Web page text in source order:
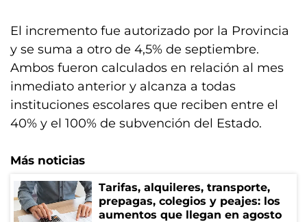
El incremento fue autorizado por la Provincia
y se suma a otro de 4,5% de septiembre.
Ambos fueron calculados en relación al mes
inmediato anterior y alcanza a todas
instituciones escolares que reciben entre el
40% y el 100% de subvención del Estado.
Más noticias
Tarifas, alquileres, transporte,
prepagas, colegios y peajes: los
aumentos que llegan en agosto